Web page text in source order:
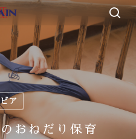
ア
おねだり保育